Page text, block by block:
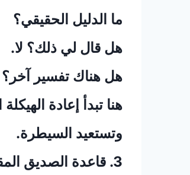
‏ما الدليل الحقيقي؟
‏هل قال لي ذلك؟ لا.
‏هل هناك تفسير
‏هنا تبدأ إعادة
‏وتستعيد السيطرة.